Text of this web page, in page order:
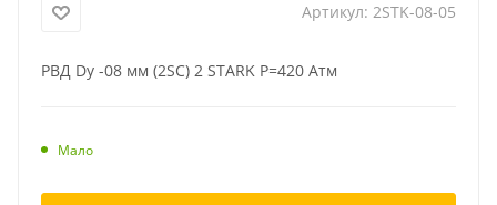
Артикул: 2STK-08-05
РВД Dу -08 мм (2SC) 2 STARK Р=420 Атм
Мало